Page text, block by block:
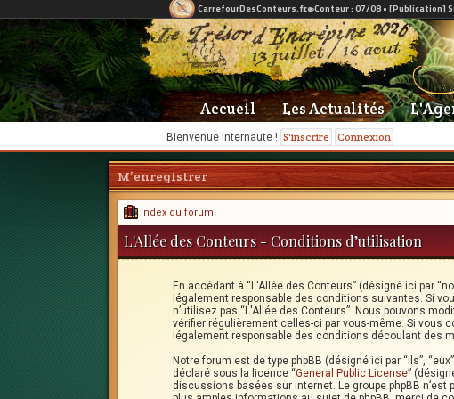
Bienvenue internaute ! S'inscrire Connexion
Accueil Les Actualités
M’enregistrer
Index du forum
L'Allée des Conteurs - Conditions d’utilisation
En accédant à “L'Allée des Conteurs” (désigné ici par
légalement responsable des conditions suivantes. Si
n’utilisez pas “L'Allée des Conteurs”. Nous pouvons
vérifier régulièrement celles-ci par vous-même. Si vous
légalement responsable des conditions découlant des
Notre forum est de type phpBB (désigné ici par “ils”,
déclaré sous la licence “General Public License”
discussions basées sur internet. Le groupe phpBB